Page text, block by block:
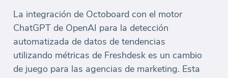
La integración de Octoboard con el motor
ChatGPT de OpenAI para la detección
automatizada de datos de tendencias
utilizando métricas de Freshdesk es un cambio
de juego para las agencias de marketing. Esta